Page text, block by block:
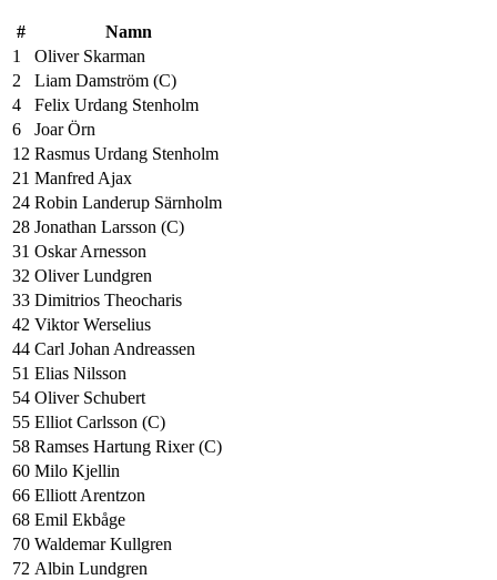
#
Namn
1
Oliver Skarman
2
Liam Damström (C)
4
Felix Urdang Stenholm
6
Joar Örn
12 Rasmus Urdang Stenholm
21 Manfred Ajax
24 Robin Landerup Särnholm
28 Jonathan Larsson (C)
31 Oskar Arnesson
32 Oliver Lundgren
33 Dimitrios Theocharis
42 Viktor Werselius
44 Carl Johan Andreassen
51 Elias Nilsson
54 Oliver Schubert
55 Elliot Carlsson (C)
58 Ramses Hartung Rixer (C)
60 Milo Kjellin
66 Elliott Arentzon
68 Emil Ekbåge
70 Waldemar Kullgren
72 Albin Lundgren